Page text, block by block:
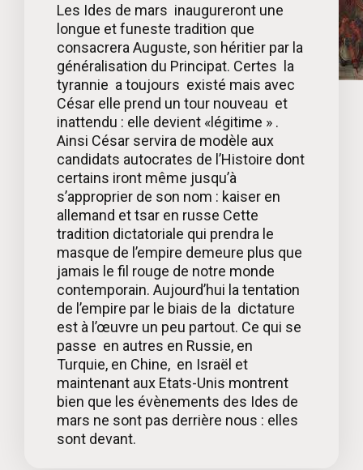
Les Ides de mars inaugureront une
longue et funeste tradition que
consacrera Auguste, son héritier par la
généralisation du Principat. Certes la
tyrannie a toujours existé mais avec
César elle prend un tour nouveau et
inattendu : elle devient «légitime » .
Ainsi César servira de modèle aux
candidats autocrates de l’Histoire dont
certains iront même jusqu’à
s’approprier de son nom : kaiser en
allemand et tsar en russe Cette
tradition dictatoriale qui prendra le
masque de l’empire demeure plus que
jamais le fil rouge de notre monde
contemporain. Aujourd’hui la tentation
de l’empire par le biais de la dictature
est à l’œuvre un peu partout. Ce qui se
passe en autres en Russie, en
Turquie, en Chine, en Israël et
maintenant aux Etats-Unis montrent
bien que les évènements des Ides de
mars ne sont pas derrière nous : elles
sont devant.